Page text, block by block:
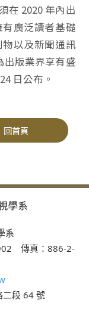
在 2020 年內出
廣泛讀者基礎
以及新聞通訊
出版業界享有盛
日公布。
回首頁
系
傳真：886-2-
二段 64 號